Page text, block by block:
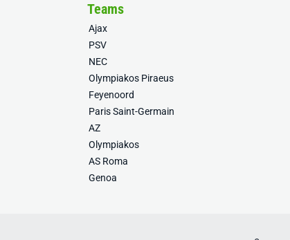
Teams
Ajax
PSV
NEC
Olympiakos Piraeus
Feyenoord
Paris Saint-Germain
AZ
Olympiakos
AS Roma
Genoa